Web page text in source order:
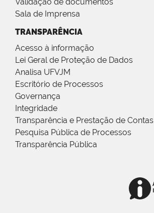
Validação de documentos
Sala de Imprensa
TRANSPARÊNCIA
Acesso à informação
Lei Geral de Proteção de Dados
Analisa UFVJM
Escritório de Processos
Governança
Integridade
Transparência e Prestação de Contas
Pesquisa Pública de Processos
Transparência Pública